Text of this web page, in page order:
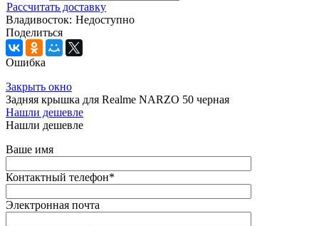
Рассчитать доставку
Владивосток: Недоступно
Поделиться
Ошибка
Закрыть окно
Задняя крышка для Realme NARZO 50 черная
Нашли дешевле
Нашли дешевле
Ваше имя
Контактный телефон*
Электронная почта